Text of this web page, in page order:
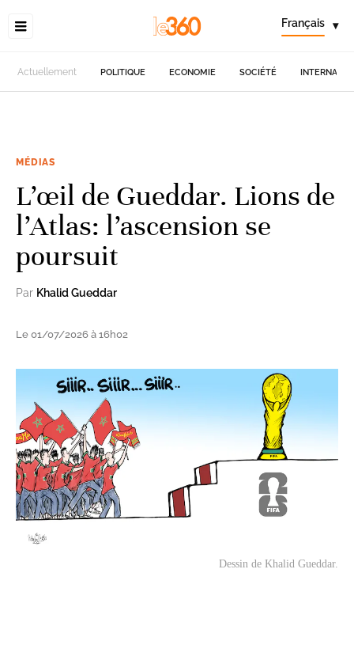
Français ▾
Actuellement POLITIQUE ECONOMIE SOCIÉTÉ
MÉDIAS
L’œil de Gueddar. Lions de
l’Atlas: l’ascension se
poursuit
Par Khalid Gueddar
Le 01/07/2026 à 16h02
Dessin de Khalid Gueddar.